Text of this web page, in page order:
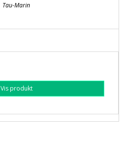
Tau-Marin
Vis produkt